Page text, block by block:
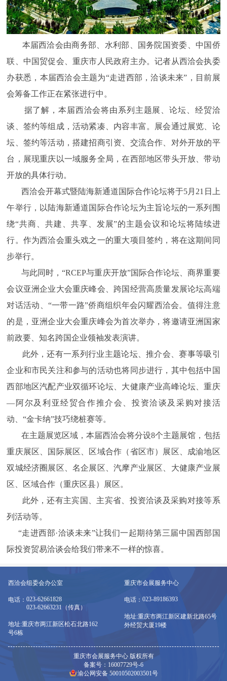
本届西洽会由商务部、水利部、国务院国资委、中国侨
联、中国贸促会、重庆市人民政府主办。记者从西洽会执委
办获悉，本届西洽会主题为“走进西部，洽谈未来”，目前展
会筹备工作正在紧张进行中。
据了解，本届西洽会将由系列主题展、论坛、经贸洽
谈、签约等组成，活动紧凑、内容丰富。展会通过展览、论
坛、签约等活动，搭建招商引资、交流合作、对外开放的平
台，展现重庆以一域服务全局，在西部地区带头开放、带动
开放的具体行动。
西洽会开幕式暨陆海新通道国际合作论坛将于5月21日上
午举行，以陆海新通道国际合作论坛为主旨论坛的一系列围
绕“共商、共建、共享、发展”的主题会议和论坛将陆续进
行。作为西洽会重头戏之一的重大项目签约，将在这期间同
步举行。
与此同时，“RCEP与重庆开放”国际合作论坛、商界重要
会议亚洲企业大会重庆峰会、跨国经营高质量发展论坛高端
对话活动、“一带一路”侨商组织年会闪耀西洽会。值得注意
的是，亚洲企业大会重庆峰会为首次举办，将邀请亚洲国家
前政要、知名跨国企业领袖发表演讲。
此外，还有一系列行业主题论坛、推介会、赛事等吸引
企业和市民关注和参与的活动也将同步进行，其中包括中国
西部地区汽配产业双循环论坛、大健康产业高峰论坛、重庆
—阿尔及利亚经贸合作推介会、投资洽谈及采购对接活
动、“金卡纳”技巧绕桩赛等。
在主题展览区域，本届西洽会将分设8个主题展馆，包括
重庆展区、国际展区、区域合作（省区市）展区、成渝地区
双城经济圈展区、名企展区、汽摩产业展区、大健康产业展
区、区域合作（重庆区县）展区。
此外，还有主宾国、主宾省、投资洽谈及采购对接等系
列活动等。
“走进西部·洽谈未来”让我们一起期待第三届中国西部国
际投资贸易洽谈会给我们带来不一样的惊喜。
西洽会组委会办公室
电话： 023-62661828
023-62663231（传真）
地址:重庆市两江新区松石北路162
号6栋
重庆市会展服务中心
电话： 023-89186393
地址:重庆市两江新区建新北路65号
外经贸大厦19楼
重庆市会展服务中心 版权所有
备案号：16007729号-6
渝公网安备 50010502003501号